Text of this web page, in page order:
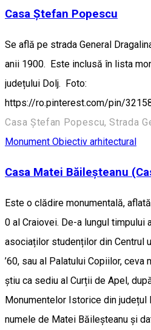
Casa Ștefan Popescu
Se află pe strada General
anii 1900. Este inclusă în lista
județului Dolj. Foto:
https://ro.pinterest.com/pin/
Monument Obiectiv arhitectural
Casa Matei Băileșteanu
Este o clădire monumentală,
0 al Craiovei. De-a lungul timpului
asociaților studenților din Centrul
’60, sau al Palatului Copiilor,
știu ca sediu al Curții de Apel,
Monumentelor Istorice din
numele de Matei Băileșteanu și